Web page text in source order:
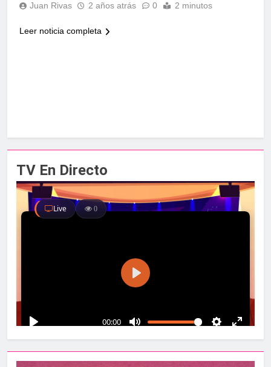
TV En Directo
Juan Rivas 2 años atrás 0 2 minutos
Leer noticia completa